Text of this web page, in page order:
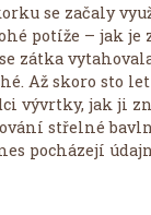
se začaly
potíže – jak je
zátka
Až skoro sto
vývrtky, jak ji
střelné
pocházejí